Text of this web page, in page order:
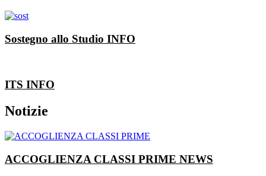
Sostegno allo Studio INFO
ITS INFO
Notizie
ACCOGLIENZA CLASSI PRIME NEWS